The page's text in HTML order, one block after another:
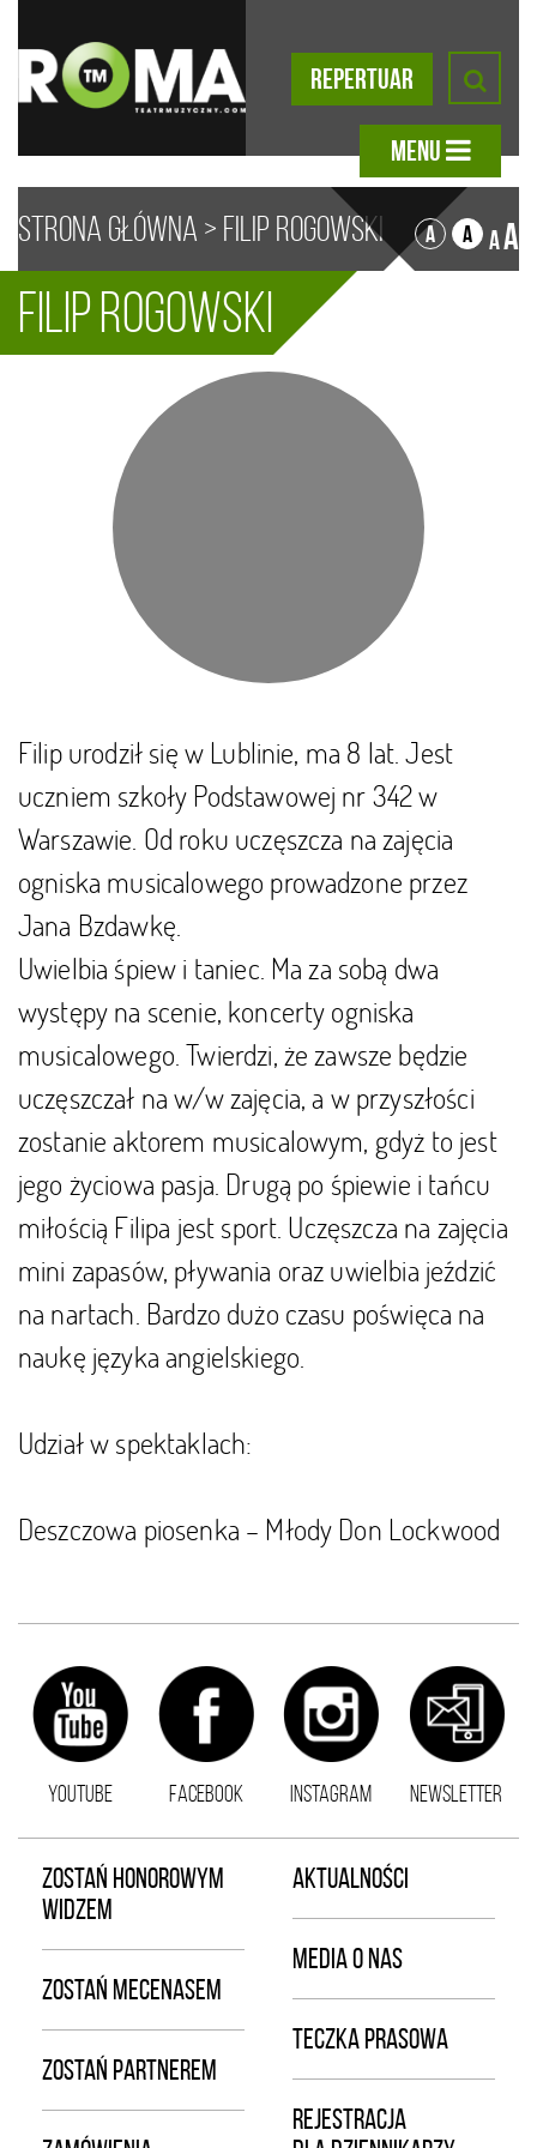
REPERTUAR
MENU
Strona główna > Filip Rogowski A A AA
Filip Rogowski
Filip urodził się w Lublinie, ma 8 lat. Jest
uczniem szkoły Podstawowej nr 342 w
Warszawie. Od roku uczęszcza na zajęcia
ogniska musicalowego prowadzone przez
Jana Bzdawkę.
Uwielbia śpiew i taniec. Ma za sobą dwa
występy na scenie, koncerty ogniska
musicalowego. Twierdzi, że zawsze będzie
uczęszczał na w/w zajęcia, a w przyszłości
zostanie aktorem musicalowym, gdyż to jest
jego życiowa pasja. Drugą po śpiewie i tańcu
miłością Filipa jest sport. Uczęszcza na zajęcia
mini zapasów, pływania oraz uwielbia jeździć
na nartach. Bardzo dużo czasu poświęca na
naukę języka angielskiego.
Udział w spektaklach:
Deszczowa piosenka – Młody Don Lockwood
YOUTUBE FACEBOOK INSTAGRAM NEWSLETTER
ZOSTAŃ HONOROWYM
WIDZEM
ZOSTAŃ MECENASEM
ZOSTAŃ PARTNEREM
AKTUALNOŚCI
MEDIA O NAS
TECZKA PRASOWA
REJESTRACJA